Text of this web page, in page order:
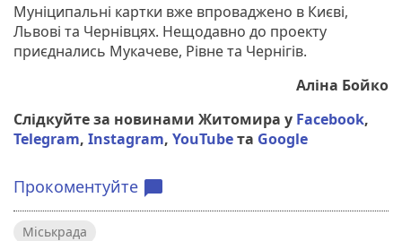
Муніципальні картки вже впроваджено в Києві,
Львові та Чернівцях. Нещодавно до проекту
приєднались Мукачеве, Рівне та Чернігів.
Аліна Бойко
Слідкуйте за новинами Житомира у Facebook,
Telegram, Instagram, YouTubeта Google
Прокоментуйте chat_bubble
Міськрада